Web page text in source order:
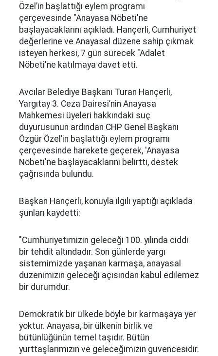
Özel’in başlattığı eylem programı
çerçevesinde "Anayasa Nöbeti'ne
başlayacaklarını açıkladı. Hançerli, Cumhuriyet
değerlerine ve Anayasal düzene sahip çıkmak
isteyen herkesi, 7 gün sürecek "Adalet
Nöbeti'ne katılmaya davet etti.
Avcılar Belediye Başkanı Turan Hançerli,
Yargıtay 3. Ceza Dairesi’nin Anayasa
Mahkemesi üyeleri hakkındaki suç
duyurusunun ardından CHP Genel Başkanı
Özgür Özel’in başlattığı eylem programı
çerçevesinde harekete geçerek, 'Anayasa
Nöbeti'ne başlayacaklarını belirtti, destek
çağrısında bulundu.
Başkan Hançerli, konuyla ilgili yaptığı açıklada
şunları kaydetti:
"Cumhuriyetimizin geleceği 100. yılında ciddi
bir tehdit altındadır. Son günlerde yargı
sistemimizde yaşanan karmaşa, anayasal
düzenimizin geleceği açısından kabul edilemez
bir durumdur.
Demokratik bir ülkede böyle bir karmaşaya yer
yoktur. Anayasa, bir ülkenin birlik ve
bütünlüğünün temel taşıdır. Bütün
yurttaşlarımızın ve geleceğimizin güvencesidir.